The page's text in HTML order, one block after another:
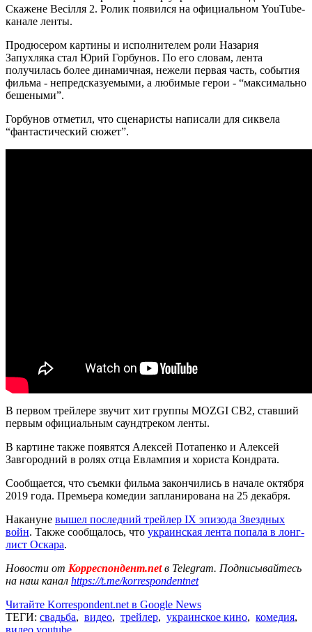
Скажене Весілля 2. Ролик появился на официальном YouTube-
канале ленты.
Продюсером картины и исполнителем роли Назария
Запухляка стал Юрий Горбунов. По его словам, лента
получилась более динамичная, нежели первая часть, события
фильма - непредсказуемыми, а любимые герои - “максимально
бешеными”.
Горбунов отметил, что сценаристы написали для сиквела
“фантастический сюжет”.
В первом трейлере звучит хит группы MOZGI СВ2, ставший
первым официальным саундтреком ленты.
В картине также появятся Алексей Потапенко и Алексей
Завгородний в ролях отца Евлампия и хориста Кондрата.
Сообщается, что съемки фильма закончились в начале октября
2019 года. Премьера комедии запланирована на 25 декабря.
Накануне вышел последний трейлер IX эпизода Звездных
войн. Также сообщалось, что украинская лента попала в лонг-
лист Оскара.
Новости от Корреспондент.netв Telegram. Подписывайтесь
на наш канал https://t.me/korrespondentnet
Читайте Korrespondent.net в Google News
ТЕГИ: свадьба, видео, трейлер, украинское кино, комедия,
видео youtube